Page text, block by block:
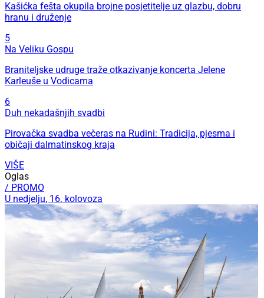
Kašićka fešta okupila brojne posjetitelje uz glazbu, dobru
hranu i druženje
5
Na Veliku Gospu
Braniteljske udruge traže otkazivanje koncerta Jelene
Karleuše u Vodicama
6
Duh nekadašnjih svadbi
Pirovačka svadba večeras na Rudini: Tradicija, pjesma i
običaji dalmatinskog kraja
VIŠE
Oglas
/ PROMO
U nedjelju, 16. kolovoza